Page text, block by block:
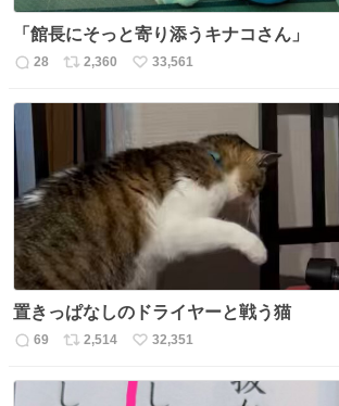
「館長にそっと寄り添うキナコさん」
返
数
28
リ
数
2,360
い
33,561
置きっぱなしのドライヤーと戦う猫
返
数
69
リ
ス
2,514
い
ね
32,351